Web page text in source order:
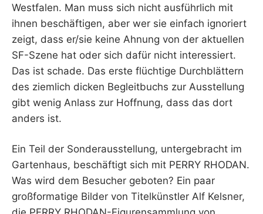
Westfalen. Man muss sich nicht ausführlich mit
ihnen beschäftigen, aber wer sie einfach ignoriert
zeigt, dass er/sie keine Ahnung von der aktuellen
SF-Szene hat oder sich dafür nicht interessiert.
Das ist schade. Das erste flüchtige Durchblättern
des ziemlich dicken Begleitbuchs zur Ausstellung
gibt wenig Anlass zur Hoffnung, dass das dort
anders ist.
Ein Teil der Sonderausstellung, untergebracht im
Gartenhaus, beschäftigt sich mit PERRY RHODAN.
Was wird dem Besucher geboten? Ein paar
großformatige Bilder von Titelkünstler Alf Kelsner,